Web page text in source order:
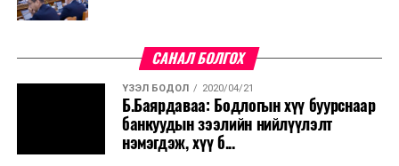
САНАЛ БОЛГОХ
ҮЗЭЛ БОДОЛ 2020/04/21
Б.Баярдаваа: Бодлогын хүү буурснаар
банкуудын зээлийн нийлүүлэлт
нэмэгдэж, хүү б...